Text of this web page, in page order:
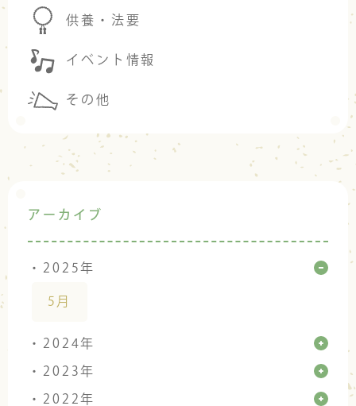
供養・法要
イベント情報
その他
アーカイブ
・2025年
5月
・2024年
・2023年
・2022年